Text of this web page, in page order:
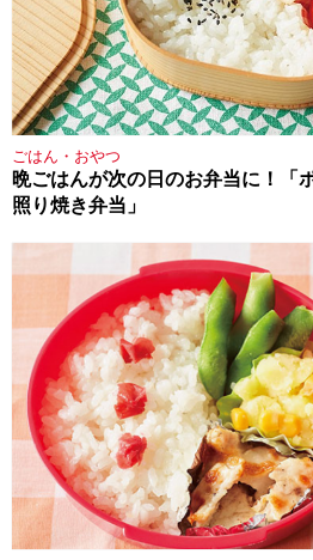
ごはん・おやつ
晩ごはんが次の日のお弁当に！「
照り焼き弁当」